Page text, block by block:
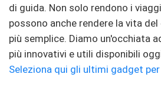
di guida. Non solo rendono i
possono anche rendere la vita
più semplice. Diamo un'occhiata
più innovativi e utili disponibili
Seleziona qui gli ultimi gadget